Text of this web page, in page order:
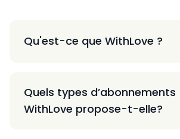
Qu'est-ce que WithLove ?
Quels types d’abonnements
WithLove propose-t-elle?